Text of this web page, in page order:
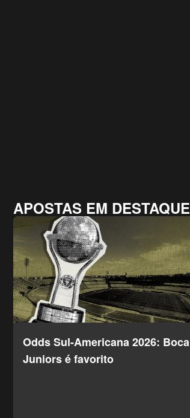
APOSTAS EM DESTAQUE
Odds Sul-Americana 2026: Boca
Juniors é favorito